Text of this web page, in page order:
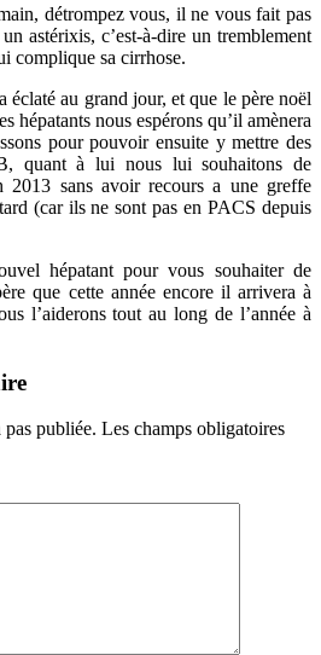
détrompez vous, il ne vous fait pas
astérixis, c’est-à-dire un tremblement
complique sa cirrhose.
éclaté au grand jour, et que le père noël
hépatants nous espérons qu’il amènera
pour pouvoir ensuite y mettre des
quant à lui nous lui souhaitons de
2013 sans avoir recours a une greffe
(car ils ne sont pas en PACS depuis
hépatant pour vous souhaiter de
que cette année encore il arrivera à
l’aiderons tout au long de l’année à
pas publiée. Les champs obligatoires